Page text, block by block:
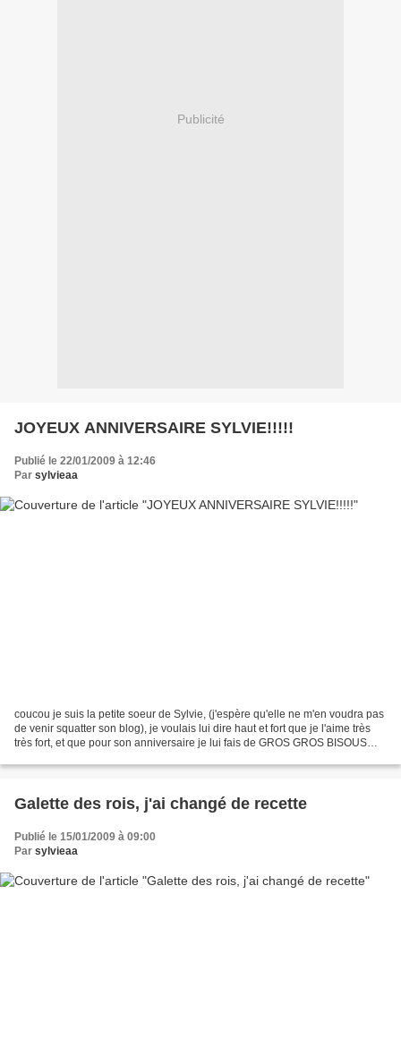
Publicité
JOYEUX ANNIVERSAIRE SYLVIE!!!!!
Publié le 22/01/2009 à 12:46
Par sylvieaa
coucou je suis la petite soeur de Sylvie, (j'espère qu'elle ne m'en voudra pas
de venir squatter son blog), je voulais lui dire haut et fort que je l'aime très
très fort, et que pour son anniversaire je lui fais de GROS GROS BISOUS
Galette des rois, j'ai changé de recette
Publié le 15/01/2009 à 09:00
Par sylvieaa